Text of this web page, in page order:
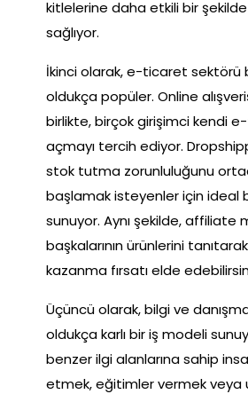
kitlelerine daha etkili bir şekilde
sağlıyor.
İkinci olarak, e-ticaret sektörü
oldukça popüler. Online
birlikte, birçok girişimci kendi
açmayı tercih ediyor.
stok tutma zorunluluğunu
başlamak isteyenler için ideal
sunuyor. Aynı şekilde, affiliate
başkalarının ürünlerini
kazanma fırsatı elde
Üçüncü olarak, bilgi ve
oldukça karlı bir iş modeli
benzer ilgi alanlarına sahip
etmek, eğitimler vermek veya